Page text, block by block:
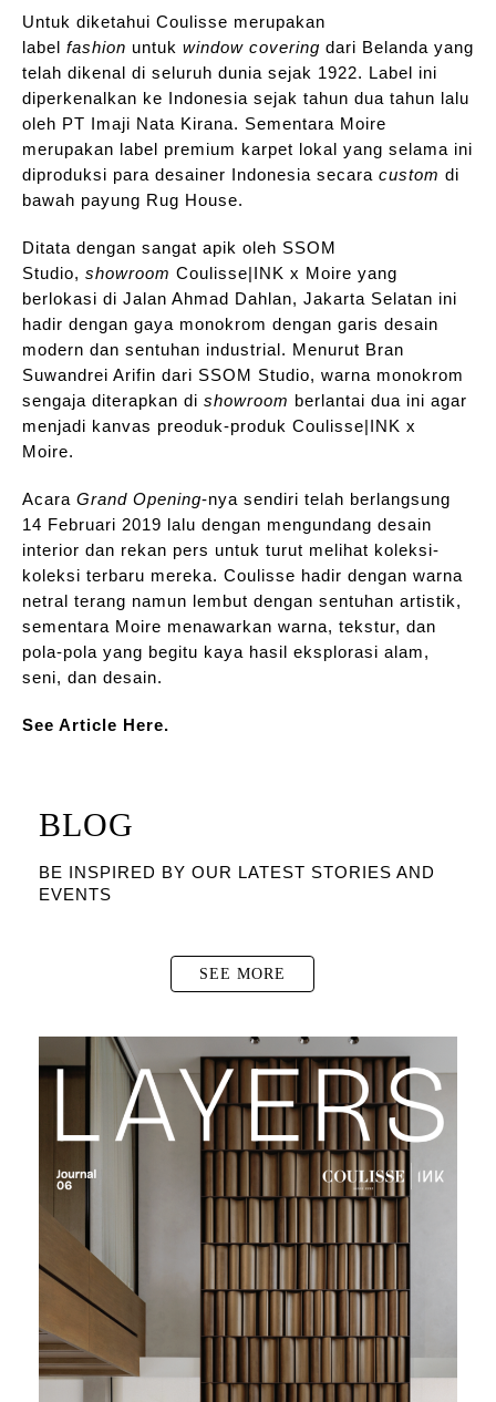
Untuk diketahui Coulisse merupakan
label fashion untuk window covering dari Belanda yang
telah dikenal di seluruh dunia sejak 1922. Label ini
diperkenalkan ke Indonesia sejak tahun dua tahun lalu
oleh PT Imaji Nata Kirana. Sementara Moire
merupakan label premium karpet lokal yang selama ini
diproduksi para desainer Indonesia secara custom di
bawah payung Rug House.
Ditata dengan sangat apik oleh SSOM
Studio, showroom Coulisse|INK x Moire yang
berlokasi di Jalan Ahmad Dahlan, Jakarta Selatan ini
hadir dengan gaya monokrom dengan garis desain
modern dan sentuhan industrial. Menurut Bran
Suwandrei Arifin dari SSOM Studio, warna monokrom
sengaja diterapkan di showroom berlantai dua ini agar
menjadi kanvas preoduk-produk Coulisse|INK x
Moire.
Acara Grand Opening-nya sendiri telah berlangsung
14 Februari 2019 lalu dengan mengundang desain
interior dan rekan pers untuk turut melihat koleksi-
koleksi terbaru mereka. Coulisse hadir dengan warna
netral terang namun lembut dengan sentuhan artistik,
sementara Moire menawarkan warna, tekstur, dan
pola-pola yang begitu kaya hasil eksplorasi alam,
seni, dan desain.
See Article Here.
BLOG
BE INSPIRED BY OUR LATEST STORIES AND
EVENTS
SEE MORE